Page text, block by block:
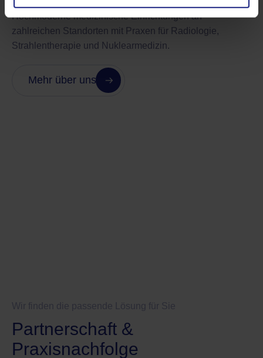
Hochmoderne medizinische Einrichtungen an
zahlreichen Standorten mit Praxen für Radiologie,
Strahlentherapie und Nuklearmedizin.
Mehr über uns
Partnerschaft &
Praxisnachfolge